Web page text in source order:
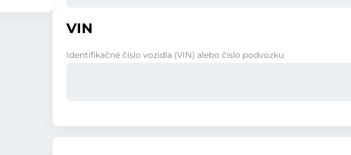
VIN
Identifikačné číslo vozidla (VIN) alebo číslo podvozku